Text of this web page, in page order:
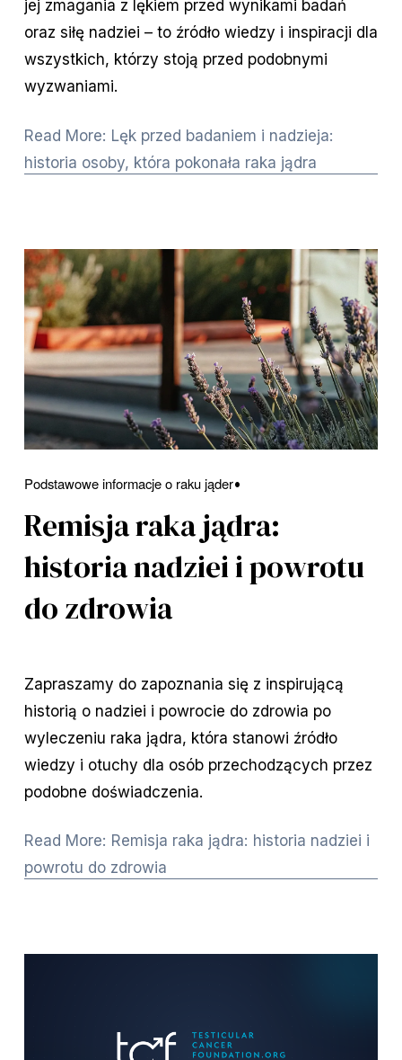
jej zmagania z lękiem przed wynikami badań
oraz siłę nadziei – to źródło wiedzy i inspiracji dla
wszystkich, którzy stoją przed podobnymi
wyzwaniami.
Read More: Lęk przed badaniem i nadzieja:
historia osoby, która pokonała raka jądra
Podstawowe informacje o raku jąder
Remisja raka jądra:
historia nadziei i powrotu
do zdrowia
Zapraszamy do zapoznania się z inspirującą
historią o nadziei i powrocie do zdrowia po
wyleczeniu raka jądra, która stanowi źródło
wiedzy i otuchy dla osób przechodzących przez
podobne doświadczenia.
Read More: Remisja raka jądra: historia nadziei i
powrotu do zdrowia